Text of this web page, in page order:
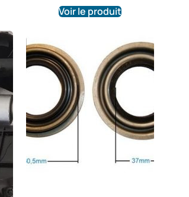
Voir le produit